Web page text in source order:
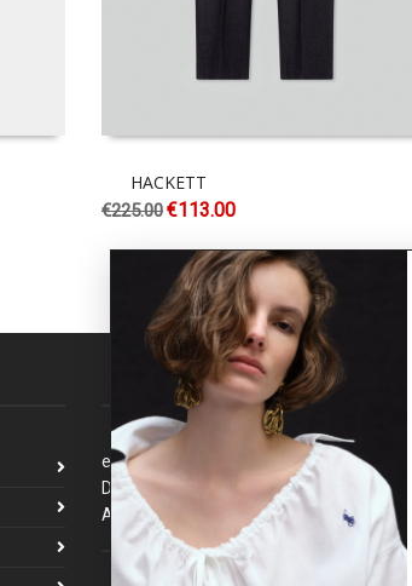
HACKETT
€225.00€113.00
Klientų aptarnavimas
eparduotuve@premiumfashion.lt
Darbo laikas: I-V 8:00-17:00
Atsakymas per 1-3 darbo dienas
Mus galite rasti